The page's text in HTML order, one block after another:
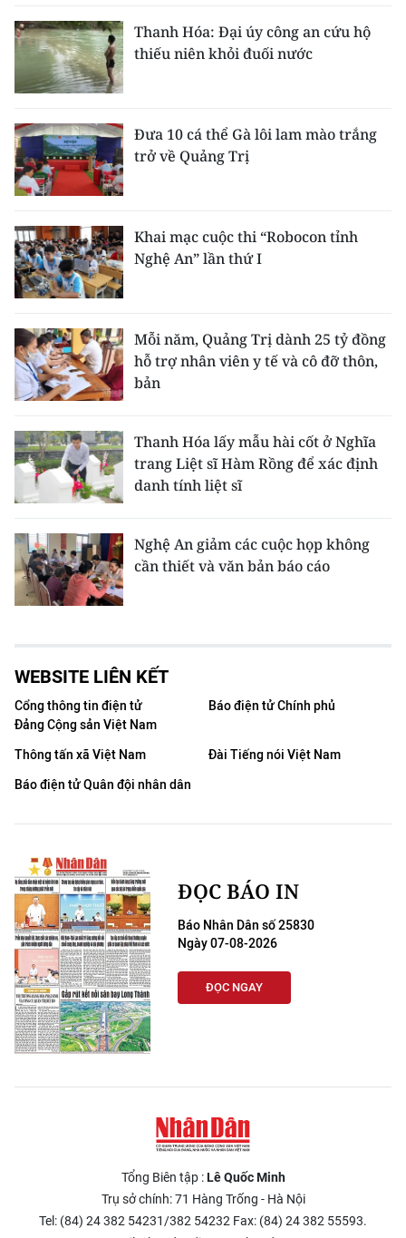
Thanh Hóa: Đại úy công an cứu hộ
thiếu niên khỏi đuối nước
Đưa 10 cá thể Gà lôi lam mào trắng
trở về Quảng Trị
Khai mạc cuộc thi “Robocon tỉnh
Nghệ An” lần thứ I
Mỗi năm, Quảng Trị dành 25 tỷ đồng
hỗ trợ nhân viên y tế và cô đỡ thôn,
bản
Thanh Hóa lấy mẫu hài cốt ở Nghĩa
trang Liệt sĩ Hàm Rồng để xác định
danh tính liệt sĩ
Nghệ An giảm các cuộc họp không
cần thiết và văn bản báo cáo
WEBSITE LIÊN KẾT
Cổng thông tin điện tử
Đảng Cộng sản Việt Nam
Báo điện tử Chính phủ
Thông tấn xã Việt Nam
Đài Tiếng nói Việt Nam
Báo điện tử Quân đội nhân dân
ĐỌC BÁO IN
Báo Nhân Dân số 25830
Ngày 07-08-2026
ĐỌC NGAY
Tổng Biên tập :Lê Quốc Minh
Trụ sở chính: 71 Hàng Trống - Hà Nội
Tel: (84) 24 382 54231/382 54232 Fax: (84) 24 382 55593.